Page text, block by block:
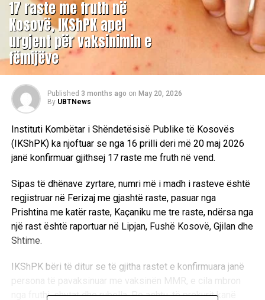
17 raste me fruth në
Kosovë, IKShPK apel
urgjent për vaksinimin e
fëmijëve
Published 3 months ago on May 20, 2026
By UBTNews
Instituti Kombëtar i Shëndetësisë Publike të Kosovës
(IKShPK) ka njoftuar se nga 16 prilli deri më 20 maj 2026
janë konfirmuar gjithsej 17 raste me fruth në vend.
Sipas të dhënave zyrtare, numri më i madh i rasteve është
regjistruar në Ferizaj me gjashtë raste, pasuar nga
Prishtina me katër raste, Kaçaniku me tre raste, ndërsa nga
një rast është raportuar në Lipjan, Fushë Kosovë, Gjilan dhe
Shtime.
IKShPK bëri të ditur se të gjitha rastet e konfirmuara janë
persona të pavaksinuar me vaksinën MMR, e cila mbron
nga fruthi, shytat dhe rubella. Po ashtu, të prekurit kanë